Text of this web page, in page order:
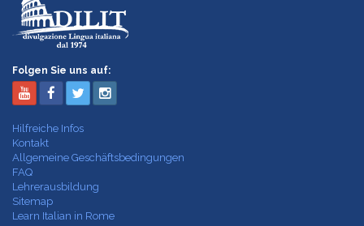
Folgen Sie uns auf:
Hilfreiche Infos
Kontakt
Allgemeine Geschäftsbedingungen
FAQ
Lehrerausbildung
Sitemap
Learn Italian in Rome